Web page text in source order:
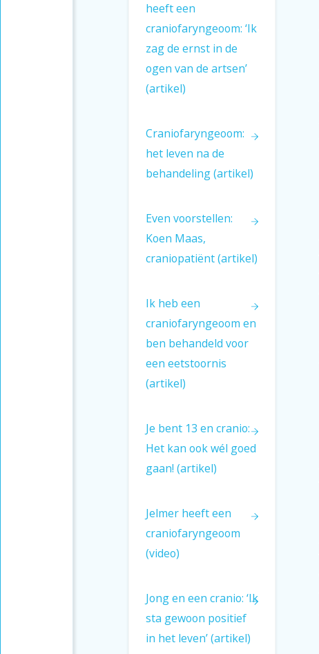
heeft een
craniofaryngeoom: ‘Ik
zag de ernst in de
ogen van de artsen’
(artikel)
Craniofaryngeoom:
het leven na de
behandeling (artikel)
Even voorstellen:
Koen Maas,
craniopatiënt (artikel)
Ik heb een
craniofaryngeoom en
ben behandeld voor
een eetstoornis
(artikel)
Je bent 13 en cranio:
Het kan ook wél goed
gaan! (artikel)
Jelmer heeft een
craniofaryngeoom
(video)
Jong en een cranio: ‘Ik
sta gewoon positief
in het leven’ (artikel)
Even niet prikken
Foutje
Handzaam
Een warm bad
Insuline Tolerantie Test
Noot van de redactie